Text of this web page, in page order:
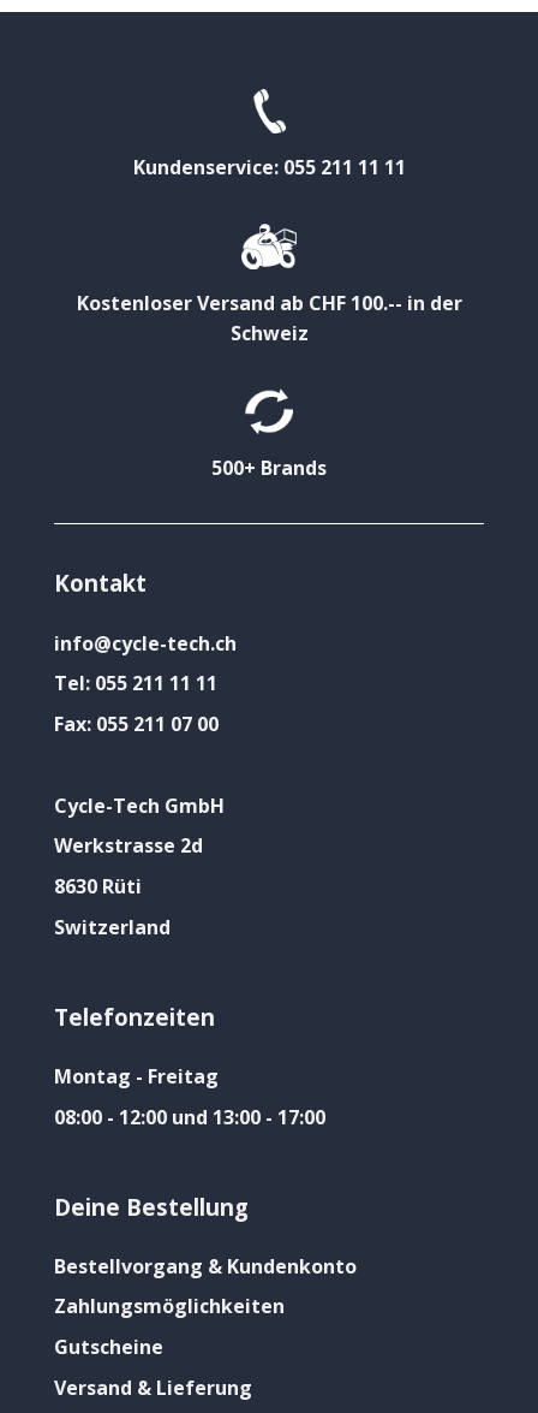
Kundenservice: 055 211 11 11
Kostenloser Versand ab CHF 100.-- in der
Schweiz
500+ Brands
Kontakt
info@cycle-tech.ch
Tel: 055 211 11 11
Fax: 055 211 07 00
Cycle-Tech GmbH
Werkstrasse 2d
8630 Rüti
Switzerland
Telefonzeiten
Montag - Freitag
08:00 - 12:00 und 13:00 - 17:00
Deine Bestellung
Bestellvorgang & Kundenkonto
Zahlungsmöglichkeiten
Gutscheine
Versand & Lieferung